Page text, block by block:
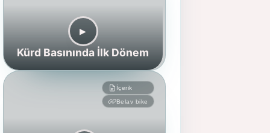
▶︎
Kürd Basınında İlk Dönem
İçerik
Belav bike